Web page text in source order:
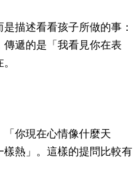
描述看看孩子所做的事：
傳遞的是「我看見你在表
你現在心情像什麼天
熱」。這樣的提問比較有